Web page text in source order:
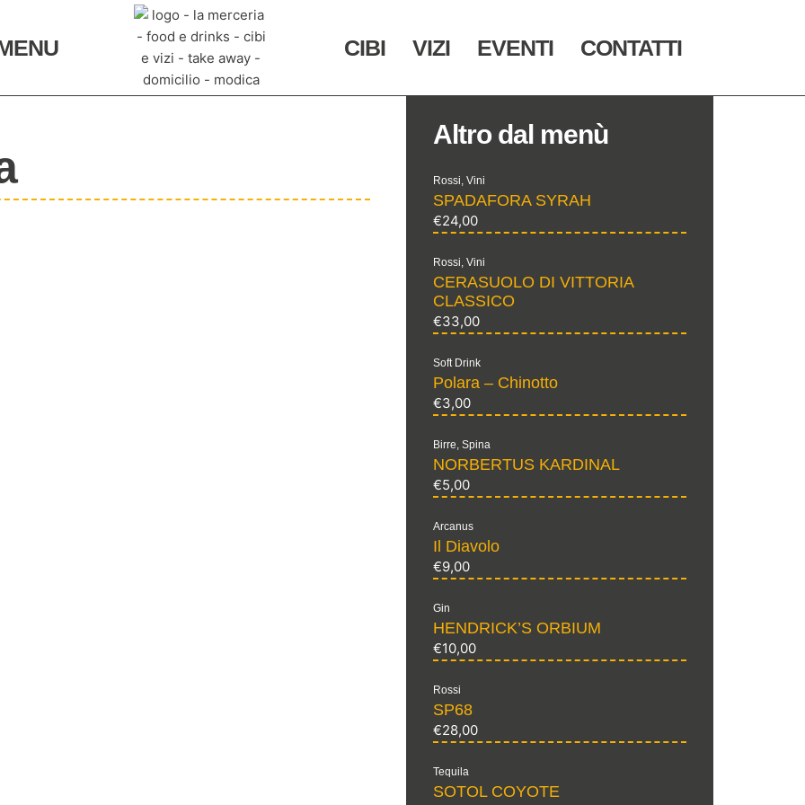
CIBI VIZI EVENTI CONTATTI
Altro dal menù
Rossi, Vini
SPADAFORA SYRAH
€24,00
Rossi, Vini
CERASUOLO DI VITTORIA
CLASSICO
€33,00
Soft Drink
Polara – Chinotto
€3,00
Birre, Spina
NORBERTUS KARDINAL
€5,00
Arcanus
Il Diavolo
€9,00
Gin
HENDRICK’S ORBIUM
€10,00
Rossi
SP68
€28,00
Tequila
SOTOL COYOTE